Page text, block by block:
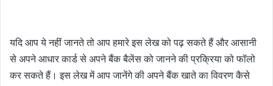
यदि आप ये नहीं जानते तो आप हमारे इस लेख को पढ़ सकते हैं और आसानी
से अपने आधार कार्ड से अपने बैंक बैलेंस को जानने की प्रक्रिया को फॉलो
कर सकते हैं। इस लेख में आप जानेंगे की अपने बैंक खाते का विवरण कैसे